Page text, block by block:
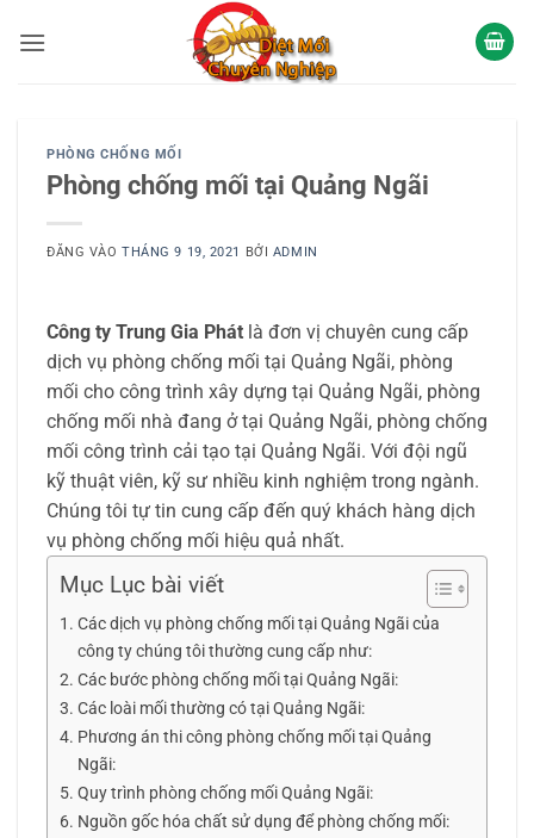
qua
PHÒNG CHỐNG MỐI
Phòng chống mối tại Quảng Ngãi
ĐĂNG VÀOTHÁNG 9 19, 2021 BỞI ADMIN
Công ty Trung Gia Phát là đơn vị chuyên cung cấp
dịch vụ phòng chống mối tại Quảng Ngãi, phòng
mối cho công trình xây dựng tại Quảng Ngãi, phòng
chống mối nhà đang ở tại Quảng Ngãi, phòng chống
mối công trình cải tạo tại Quảng Ngãi. Với đội ngũ
kỹ thuật viên, kỹ sư nhiều kinh nghiệm trong ngành.
Chúng tôi tự tin cung cấp đến quý khách hàng dịch
vụ phòng chống mối hiệu quả nhất.
Mục Lục bài viết
Các dịch vụ phòng chống mối tại Quảng Ngãi của
công ty chúng tôi thường cung cấp như:
Các bước phòng chống mối tại Quảng Ngãi:
Các loài mối thường có tại Quảng Ngãi:
Phương án thi công phòng chống mối tại Quảng
Ngãi:
Quy trình phòng chống mối Quảng Ngãi:
Nguồn gốc hóa chất sử dụng để phòng chống mối: